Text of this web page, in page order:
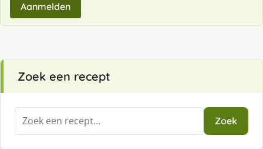
Aanmelden
Zoek een recept
Zoeken
naar:
Zoek